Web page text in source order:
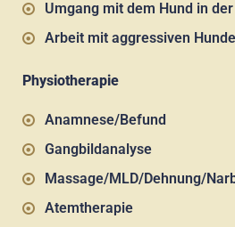
Umgang mit dem Hund in
Arbeit mit aggressiven
Physiotherapie
Anamnese/Befund
Gangbildanalyse
Massage/MLD/Dehnung/
Atemtherapie